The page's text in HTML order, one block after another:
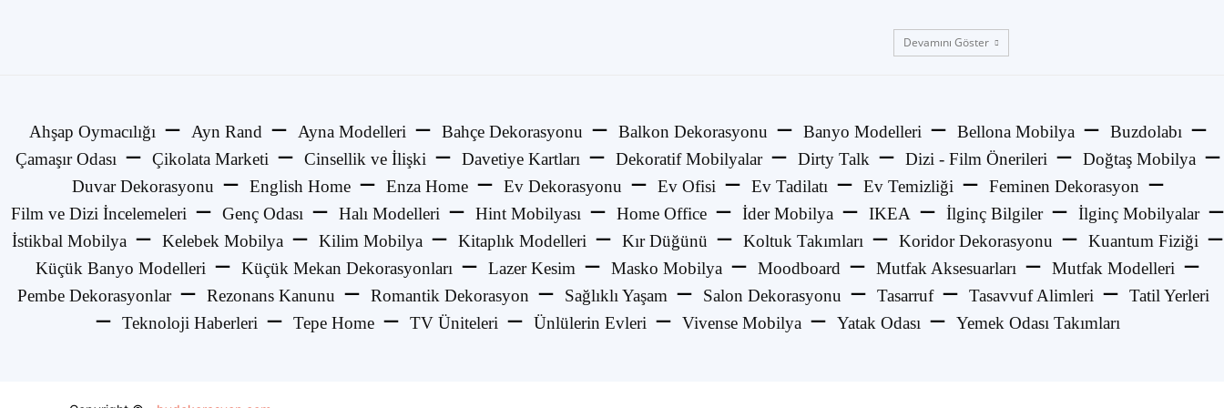
Devamını Göster
Ahşap Oymacılığı Ayn Rand Ayna Modelleri Bahçe Dekorasyonu Balkon Dekorasyonu Banyo Modelleri Bellona Mobilya
Buzdolabı
Çamaşır Odası
Çikolata Marketi Cinsellik ve İlişki Davetiye Kartları Dekoratif Mobilyalar Dirty Talk Dizi - Film Önerileri
Doğtaş Mobilya
Duvar Dekorasyonu
English Home Enza Home Ev Dekorasyonu Ev Ofisi Ev Tadilatı Ev Temizliği
Feminen Dekorasyon
Film ve Dizi İncelemeleri
Genç Odası Halı Modelleri Hint Mobilyası Home Office İder Mobilya IKEA İlginç Bilgiler
İlginç Mobilyalar
İstikbal Mobilya
Kelebek Mobilya Kilim Mobilya Kitaplık Modelleri Kır Düğünü Koltuk Takımları Koridor Dekorasyonu
Kuantum Fiziği
Küçük Banyo Modelleri
Küçük Mekan Dekorasyonları Lazer Kesim Masko Mobilya Moodboard Mutfak Aksesuarları
Mutfak Modelleri
Pembe Dekorasyonlar
Rezonans Kanunu Romantik Dekorasyon Sağlıklı Yaşam Salon Dekorasyonu Tasarruf Tasavvuf Alimleri
Tatil Yerleri
Teknoloji Haberleri
Tepe Home TV Üniteleri Ünlülerin Evleri Vivense Mobilya Yatak Odası Yemek Odası Takımları